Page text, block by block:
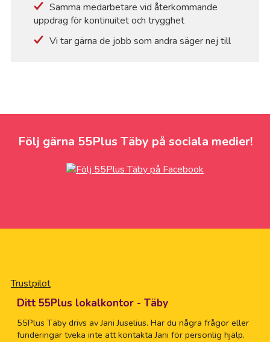
Samma medarbetare vid återkommande
uppdrag för kontinuitet och trygghet
Vi tar gärna de jobb som andra säger nej till
Följ gärna 55Plus Täby på sociala medier!
Trustpilot
Ditt 55Plus lokalkontor - Täby
55Plus Täby drivs av Jani Juselius. Har du några frågor eller
funderingar tveka inte att kontakta Jani för personlig hjälp.